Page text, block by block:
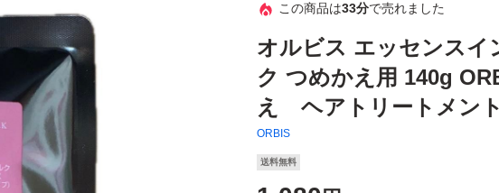
この商品は33分で売れました
オルビス エッセンスイ
ク つめかえ用 140g
え ヘアトリートメン
ORBIS
送料無料